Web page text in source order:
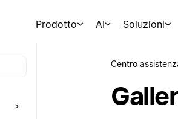
Prodotto AI Soluzioni
Centro